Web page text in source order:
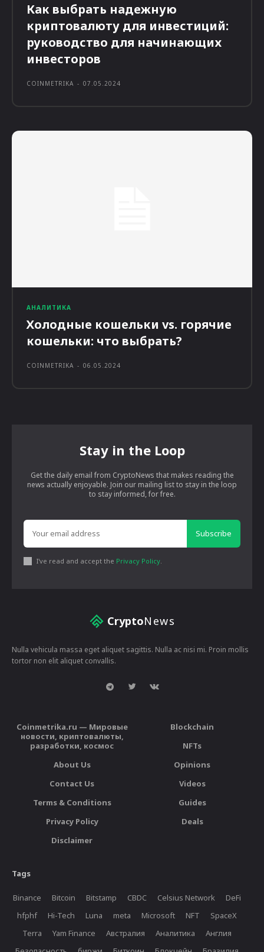
Как выбрать надежную
криптовалюту для инвестиций:
руководство для начинающих
инвесторов
COINMETRIKA - 07.05.2024
АНАЛИТИКА
Холодные кошельки vs. горячие
кошельки: что выбрать?
COINMETRIKA - 06.05.2024
Stay in the Loop
Get the daily email from CryptoNews that makes reading the
news actually enjoyable. Join our mailing list to stay in the loop
to stay informed, for free.
Subscribe
I've read and accept the Privacy Policy
CryptoNews
Nulla vehicula massa eget aliquet sagittis. Nulla ac nisi mi. Proin mollis
tortor non elit aliquet convallis.
Coinmetrika.ru — Мировые
новости, криптовалюты,
разработки, космос
About Us
Contact Us
Terms & Conditions
Privacy Policy
Disclaimer
Blockchain
NFTs
Opinions
Videos
Guides
Deals
Tags
Binance Bitcoin Bitstamp CBDC Celsius Network
DeFi
hfphf
Hi-Tech Luna meta Microsoft NFT
SpaceX
Terra
Yam Finance Австралия Аналитика
Англия